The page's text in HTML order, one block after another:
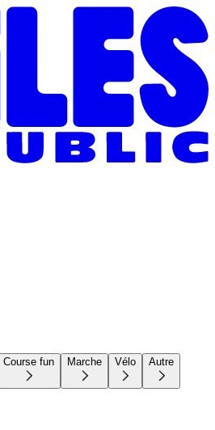
Course fun Marche Vélo Autre